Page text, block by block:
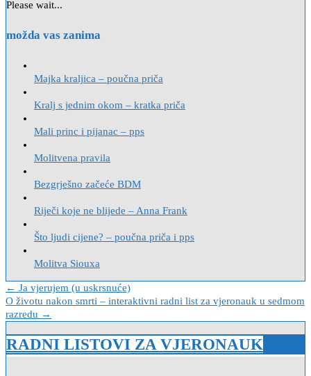
Please wait...
možda vas zanima
Majka kraljica – poučna priča
Kralj s jednim okom – kratka priča
Mali princ i pijanac – pps
Molitvena pravila
Bezgrješno začeće BDM
Riječi koje ne blijede – Anna Frank
Što ljudi cijene? – poučna priča i pps
Molitva Siouxa
Navigacija
objava
← Ja vjerujem (u uskrsnuće)
O životu nakon smrti – interaktivni radni list za vjeronauk u sedmom
razredu →
RADNI LISTOVI ZA VJERONAUK